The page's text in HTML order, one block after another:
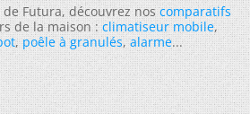
de Futura, découvrez noscomparatifs
de la maison :climatiseur mobile,
,poêle à granulés,alarme...